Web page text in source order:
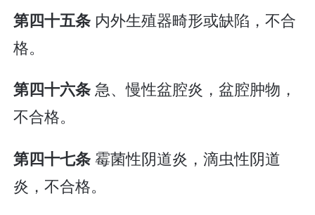
第四十五条 内外生殖器畸形或缺陷，不合
格。
第四十六条急、慢性盆腔炎，盆腔肿物，
不合格。
第四十七条霉菌性阴道炎，滴虫性阴道
炎，不合格。